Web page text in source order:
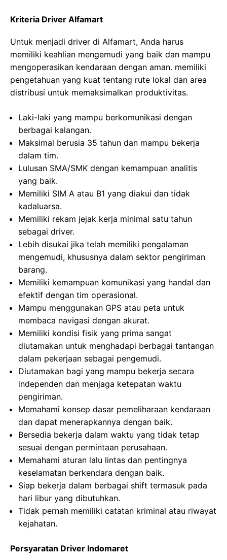
Kriteria Driver Alfamart
Untuk menjadi driver di Alfamart, Anda harus
memiliki keahlian mengemudi yang baik dan mampu
mengoperasikan kendaraan dengan aman. memiliki
pengetahuan yang kuat tentang rute lokal dan area
distribusi untuk memaksimalkan produktivitas.
Laki-laki yang mampu berkomunikasi dengan
berbagai kalangan.
Maksimal berusia 35 tahun dan mampu bekerja
dalam tim.
Lulusan SMA/SMK dengan kemampuan analitis
yang baik.
Memiliki SIM A atau B1 yang diakui dan tidak
kadaluarsa.
Memiliki rekam jejak kerja minimal satu tahun
sebagai driver.
Lebih disukai jika telah memiliki pengalaman
mengemudi, khususnya dalam sektor pengiriman
barang.
Memiliki kemampuan komunikasi yang handal dan
efektif dengan tim operasional.
Mampu menggunakan GPS atau peta untuk
membaca navigasi dengan akurat.
Memiliki kondisi fisik yang prima sangat
diutamakan untuk menghadapi berbagai tantangan
dalam pekerjaan sebagai pengemudi.
Diutamakan bagi yang mampu bekerja secara
independen dan menjaga ketepatan waktu
pengiriman.
Memahami konsep dasar pemeliharaan kendaraan
dan dapat menerapkannya dengan baik.
Bersedia bekerja dalam waktu yang tidak tetap
sesuai dengan permintaan perusahaan.
Memahami aturan lalu lintas dan pentingnya
keselamatan berkendara dengan baik.
Siap bekerja dalam berbagai shift termasuk pada
hari libur yang dibutuhkan.
Tidak pernah memiliki catatan kriminal atau riwayat
kejahatan.
Persyaratan Driver Indomaret